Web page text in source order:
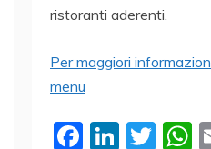
ristoranti aderenti.
Per maggiori
menu
F
Li T